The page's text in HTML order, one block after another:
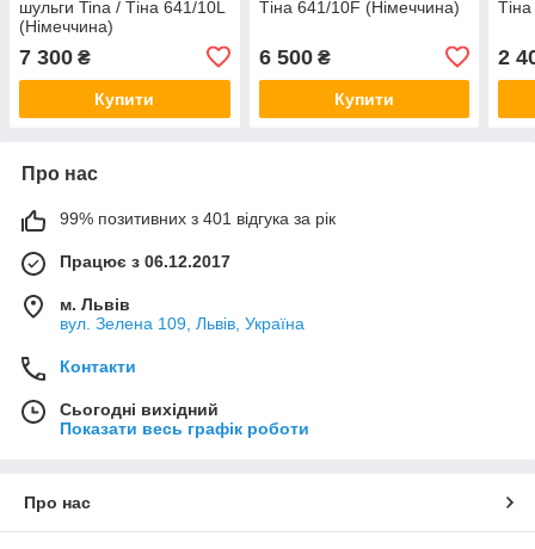
шульги Tina / Тіна 641/10L
(Німеччина)
7 300 ₴
Купити
Тіна 641/10F (Німеччина)
6 500₴
Купити
2
Про нас
99% позитивних з 401 відгука за рік
Працює з 06.12.2017
м. Львів
вул. Зелена 109, Львів, Україна
Контакти
Сьогодні вихідний
Показати весь графік роботи
Про нас